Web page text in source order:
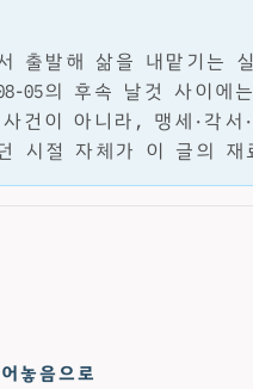
출발해 삶을 내맡기는
05의 후속 날것 사이에
건이 아니라, 맹세·각서
시절 자체가 이 글의 재
놓음으로